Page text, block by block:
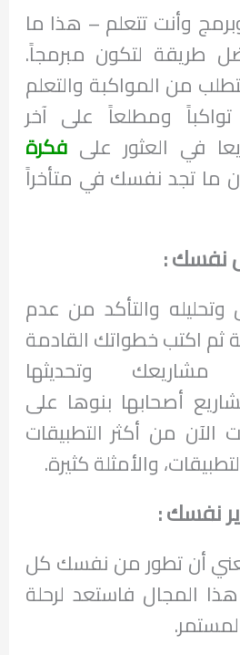
وأنت تتعلم – هذا ما
طريقة لتكون مبرمجاً.
من المواكبة والتعلم
ومطلعاً على آخر
في العثور علىفكرة
ما تجد نفسك في متأخراً
نفسك :
وتحليله والتأكد من عدم
ثم اكتب خطواتك القادمة
وتحديثها
أصحابها بنوها على
الآن من أكثر التطبيقات
والأمثلة كثيرة.
نفسك :
أن تطور من نفسك كل
المجال فاستعد لرحلة